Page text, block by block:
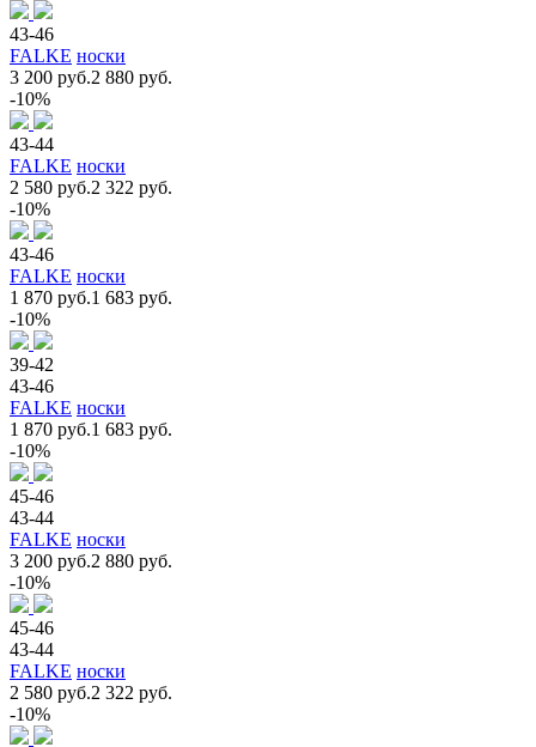
43-46
FALKE носки
3 200 руб.2 880 руб.
-10%
43-44
FALKE носки
2 580 руб.2 322 руб.
-10%
43-46
FALKE носки
1 870 руб.1 683 руб.
-10%
39-42
43-46
FALKE носки
1 870 руб.1 683 руб.
-10%
45-46
43-44
FALKE носки
3 200 руб.2 880 руб.
-10%
45-46
43-44
FALKE носки
2 580 руб.2 322 руб.
-10%